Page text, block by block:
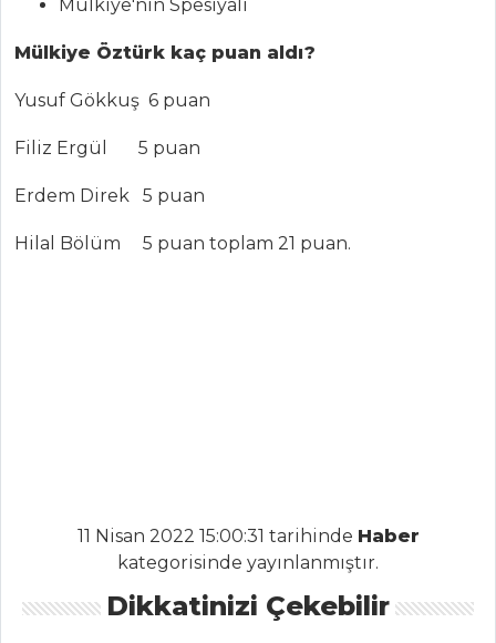
Çorbası
Kremalı Limon
Pratik İşkembe
Tarifleri
Pilav ve Makarna
Tüm Tarifleri
Mülkiye'nin Spesiyali
Mülkiye Öztürk kaç puan aldı?
Yusuf Gökkuş 6 puan
Filiz Ergül 5 puan
Erdem Direk 5 puan
Hilal Bölüm 5 puan toplam 21 puan.
11 Nisan 2022 15:00:31 tarihinde Haber
kategorisinde yayınlanmıştır.
Dikkatinizi Çekebilir